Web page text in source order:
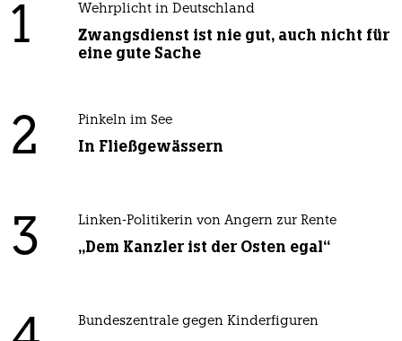
1 Wehrplicht in Deutschland
Zwangsdienst ist nie gut, auch nicht für
eine gute Sache
2 Pinkeln im See
In Fließgewässern
3 Linken-Politikerin von Angern zur Rente
„Dem Kanzler ist der Osten egal“
Bundeszentrale gegen Kinderfiguren